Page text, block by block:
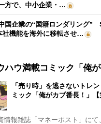
方で、中小企業・…
国企業の“国籍ロンダリング”
機能を海外に移転させ…
ハウ満載コミック「俺が
「売り時」を逃さないトレ
ミック「俺がカブ番長！」【
報雑誌「マネーポスト」にて